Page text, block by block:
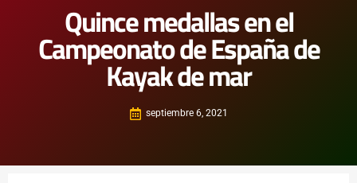
Quince medallas en el
Campeonato de España de
Kayak de mar
septiembre 6, 2021